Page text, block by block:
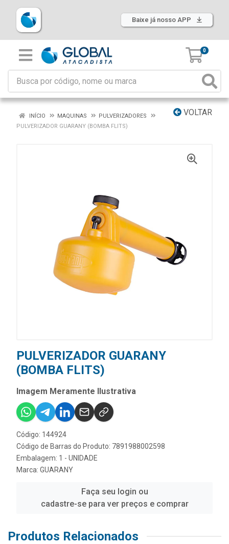
Baixe já nosso APP
0
VOLTAR
INÍCIO MAQUINAS
PULVERIZADORES
PULVERIZADOR GUARANY (BOMBA FLITS)
PULVERIZADOR GUARANY
(BOMBA FLITS)
Imagem Meramente Ilustrativa
Código: 144924
Código de Barras do Produto: 7891988002598
Embalagem: 1 - UNIDADE
Marca: GUARANY
Faça seu login ou
cadastre-se para ver preços e comprar
Produtos Relacionados